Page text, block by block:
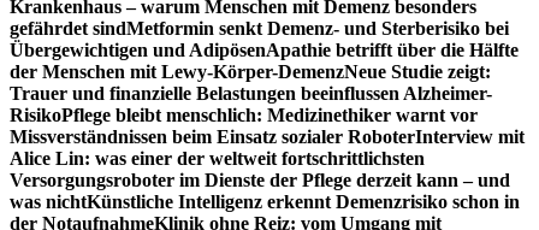
Krankenhaus – warum Menschen mit Demenz besonders
gefährdet sindMetformin senkt Demenz- und Sterberisiko bei
Übergewichtigen und AdipösenApathie betrifft über die Hälfte
der Menschen mit Lewy-Körper-DemenzNeue Studie zeigt:
Trauer und finanzielle Belastungen beeinflussen Alzheimer-
RisikoPflege bleibt menschlich: Medizinethiker warnt vor
Missverständnissen beim Einsatz sozialer RoboterInterview mit
Alice Lin: was einer der weltweit fortschrittlichsten
Versorgungsroboter im Dienste der Pflege derzeit kann – und
was nichtKünstliche Intelligenz erkennt Demenzrisiko schon in
der NotaufnahmeKlinik ohne Reiz: vom Umgang mit